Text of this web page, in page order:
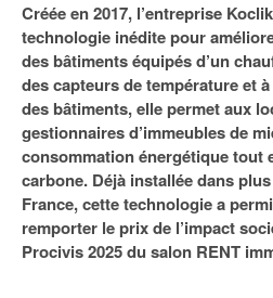
Services urbains
Attractivité
Innovation
Transport
Marchés publics
77
78
91
92
93
Nominations
Portraits
Agenda
Les Assises du Grand Paris
Éditions précédentes
Le podcast
Ecouter les épisodes
Lire les résumés
Créée en 2017, l’entreprise
technologie inédite pour
des bâtiments équipés d’un
des capteurs de température et
des bâtiments, elle permet aux
gestionnaires d’immeubles de
consommation énergétique tout
carbone. Déjà installée dans
France, cette technologie a
remporter le prix de l’impact
Procivis 2025 du salon RENT